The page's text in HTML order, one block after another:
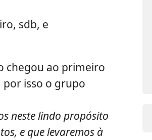
sdb, e
chegou ao primeiro
por isso o grupo
neste lindo propósito
e que levaremos à